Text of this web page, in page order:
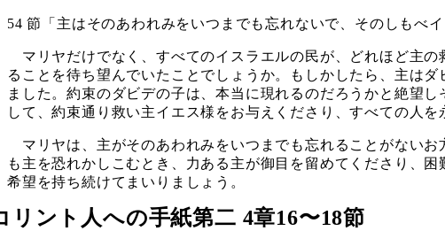
54 節「主はそのあわれみをいつまでも忘れないで、そのしもべ
マリヤだけでなく、すべてのイスラエルの民が、どれほど主
ることを待ち望んでいたことでしょうか。もしかしたら、主は
ました。約束のダビデの子は、本当に現れるのだろうかと絶望
して、約束通り救い主イエス様をお与えくださり、すべての人
マリヤは、主がそのあわれみをいつまでも忘れることがない
も主を恐れかしこむとき、力ある主が御目を留めてくださり、
希望を持ち続けてまいりましょう。
リント人への手紙第二 4章16〜18節